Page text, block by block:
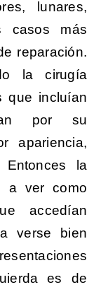
lunares,
casos más
reparación.
la cirugía
que incluían
por su
apariencia,
la
a ver como
accedían
verse bien
es de